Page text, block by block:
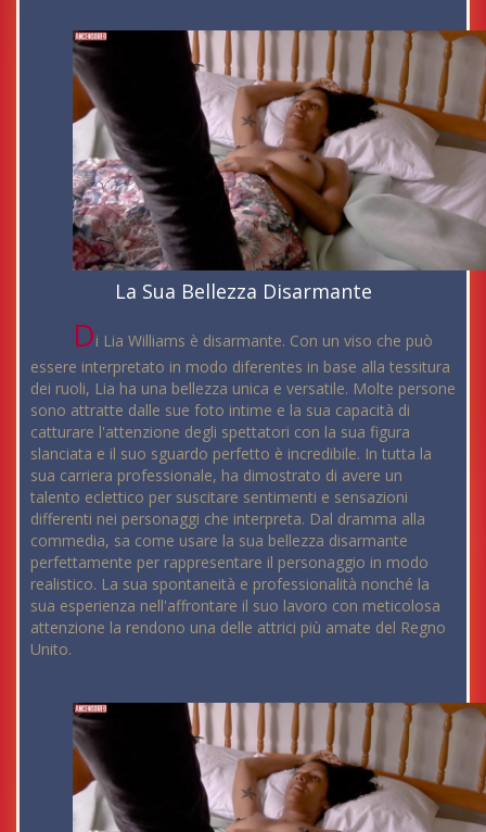
La Sua Bellezza Disarmante
Di Lia Williams è disarmante. Con un viso che può
essere interpretato in modo diferentes in base alla tessitura
dei ruoli, Lia ha una bellezza unica e versatile. Molte persone
sono attratte dalle sue foto intime e la sua capacità di
catturare l'attenzione degli spettatori con la sua figura
slanciata e il suo sguardo perfetto è incredibile. In tutta la
sua carriera professionale, ha dimostrato di avere un
talento eclettico per suscitare sentimenti e sensazioni
differenti nei personaggi che interpreta. Dal dramma alla
commedia, sa come usare la sua bellezza disarmante
perfettamente per rappresentare il personaggio in modo
realistico. La sua spontaneità e professionalità nonché la
sua esperienza nell'affrontare il suo lavoro con meticolosa
attenzione la rendono una delle attrici più amate del Regno
Unito.